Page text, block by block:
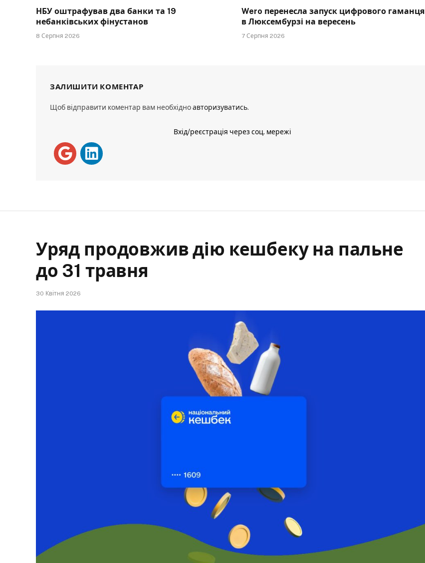
НБУ оштрафував два банки та 19
небанківських фінустанов
8 Серпня 2026
Wero перенесла запуск цифрового гаманця
в Люксембурзі на вересень
7 Серпня 2026
ЗАЛИШИТИ КОМЕНТАР
Щоб відправити коментар вам необхідноавторизуватись.
Вхід/реєстрація через соц. мережі
Уряд продовжив дію кешбеку на пальне
до 31 травня
30 Квітня 2026